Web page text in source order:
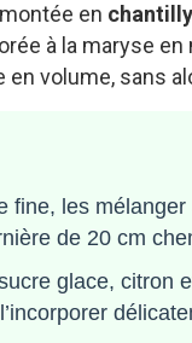
montée en
à la maryse
en volume, sans
fine, les
de 20 cm
glace, citron